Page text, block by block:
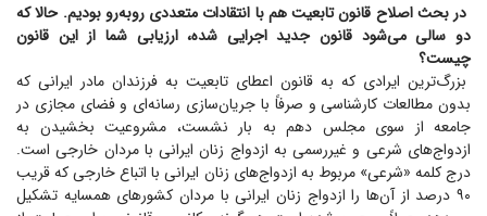
در بحث اصلاح قانون تابعیت هم با انتقادات متعددی روبه‌رو بودیم. حالا که
دو سالی می‌شود قانون جدید اجرایی شده، ارزیابی شما از این قانون
چیست؟
بزرگ‌ترین ایرادی که به قانون اعطای تابعیت به فرزندان مادر ایرانی که
بدون مطالعات کارشناسی و صرفاً با جریان‌سازی رسانه‌ای و فضای مجازی در
جامعه از سوی مجلس دهم به بار نشست، مشروعیت بخشیدن به
ازدواج‌های شرعی و غیررسمی به ازدواج زنان ایرانی با مردان خارجی است.
درج کلمه «شرعی» مربوط به ازدواج‌های زنان ایرانی با اتباع خارجی که قریب
۹۰ درصد از آن‌ها را ازدواج زنان ایرانی با مردان کشور‌های همسایه تشکیل